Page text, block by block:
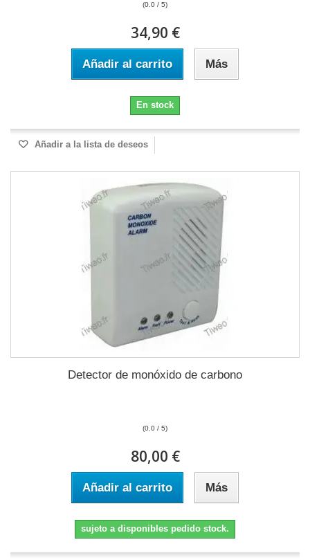
(0.0 / 5)
34,90 €
Añadir al carrito Más
En stock
Añadir a la lista de deseos
Detector de monóxido de carbono
(0.0 / 5)
80,00 €
Añadir al carrito Más
sujeto a disponibles pedido stock.